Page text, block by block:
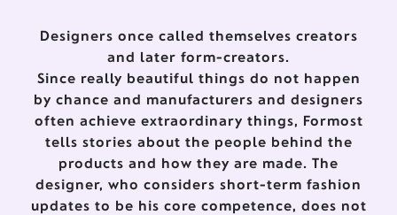
Designers once called themselves creators
and later form-creators.
Since really beautiful things do not happen
by chance and manufacturers and designers
often achieve extraordinary things, Formost
tells stories about the people behind the
products and how they are made. The
designer, who considers short-term fashion
updates to be his core competence, does not